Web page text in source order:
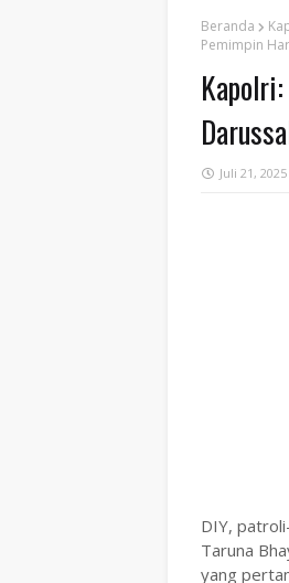
Beranda
Pemimpin
Juli 21, 2025
DIY,
Taruna
yang